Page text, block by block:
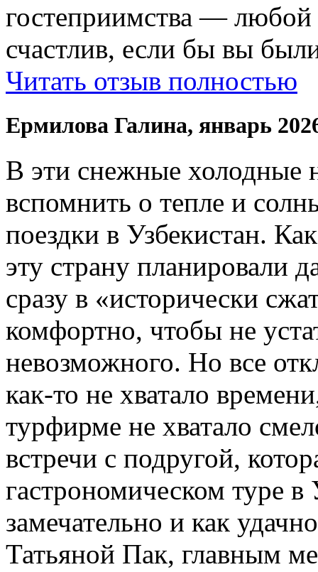
гостеприимства —
счастлив, если бы вы
Читать отзыв полностью
Ермилова Галина, январь
В эти снежные холодные
вспомнить о тепле и
поездки в Узбекистан.
эту страну планировали
сразу в «исторически
комфортно, чтобы не
невозможного. Но все
как-то не хватало
турфирме не хватало
встречи с подругой,
гастрономическом туре
замечательно и как
Татьяной Пак, главным